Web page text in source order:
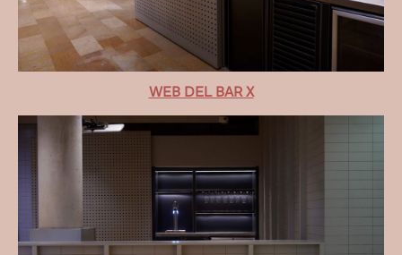
WEB DEL BAR X